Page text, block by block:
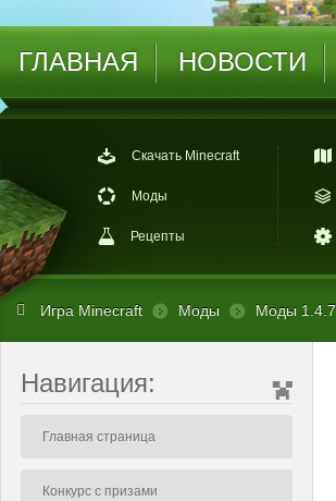
ГЛАВНАЯ НОВОСТИ
Скачать Minecraft
Моды
Рецепты
Игра Minecraft Моды Моды 1.4.7
Навигация:
Главная страница
Конкурс с призами